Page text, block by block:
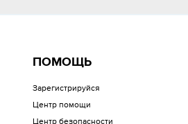
ПОМОЩЬ
Зарегистрируйся
Центр помощи
Центр безопасности